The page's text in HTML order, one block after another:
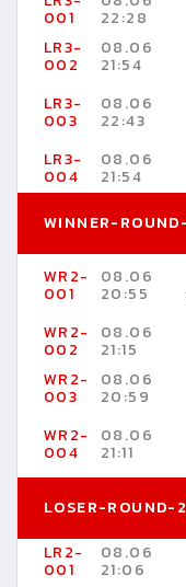
001 22:28
LR3-
002
08.06
21:54
LR3-
003
08.06
22:43
LR3-
004
08.06
21:54
WINNER-
WR2-
001
08.06
20:55
WR2-
002
08.06
21:15
WR2-
003
08.06
20:59
WR2-
004
08.06
21:11
LOSER-ROUND-2
LR2-
001
08.06
21:06